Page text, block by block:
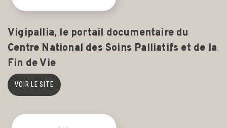
Vigipallia, le portail documentaire du
Centre National des Soins Palliatifs et de la
Fin de Vie
VOIR LE SITE